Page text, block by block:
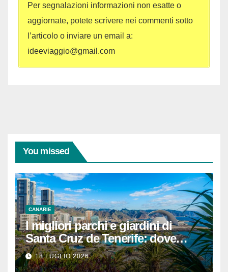
Per segnalazioni informazioni non esatte o
aggiornate, potete scrivere nei commenti sotto
l’articolo o inviare un email a:
ideeviaggio@gmail.com
You missed
CANARIE
I migliori parchi e giardini di
Santa Cruz de Tenerife: dove
rilassarsi
18 LUGLIO 2026